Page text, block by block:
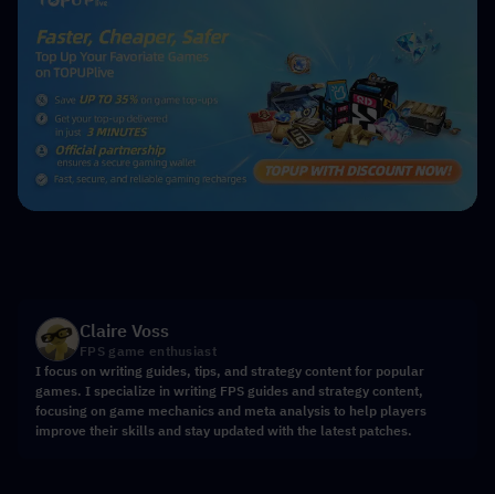
Claire Voss
FPS game enthusiast
I focus on writing guides, tips, and strategy content for popular
games. I specialize in writing FPS guides and strategy content,
focusing on game mechanics and meta analysis to help players
improve their skills and stay updated with the latest patches.